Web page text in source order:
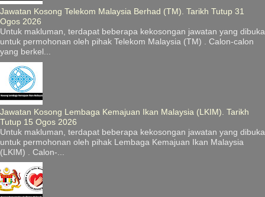
Jawatan Kosong Telekom Malaysia Berhad (TM). Tarikh Tutup 31
Ogos 2026
Untuk makluman, terdapat beberapa kekosongan jawatan yang dibuka
untuk permohonan oleh pihak Telekom Malaysia (TM) . Calon-calon
yang berkel...
Jawatan Kosong Lembaga Kemajuan Ikan Malaysia (LKIM). Tarikh
Tutup 15 Ogos 2026
Untuk makluman, terdapat beberapa kekosongan jawatan yang dibuka
untuk permohonan oleh pihak Lembaga Kemajuan Ikan Malaysia
(LKIM) . Calon-...